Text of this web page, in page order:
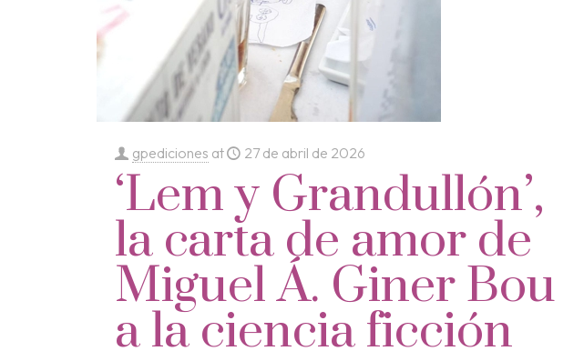
gpediciones at 27 de abril de 2026
‘Lem y Grandullón’,
la carta de amor de
Miguel Á. Giner Bou
a la ciencia ficción